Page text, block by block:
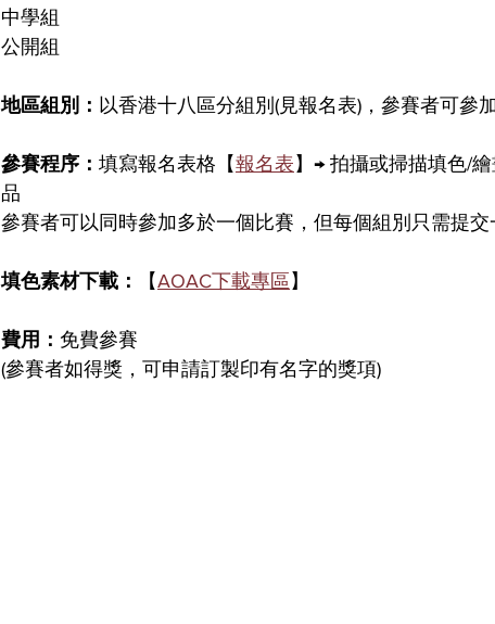
中學組
公開組
地區組別： 以香港十八區分組別(見報名表)， 參賽者可參
參賽程序： 填寫報名表格【報名表 】→ 拍攝或掃描填色/
品
參賽者可以同時參加多於一個比賽，但每個組別只需提交
填色素材下載： 【AOAC下載專區 】
費用： 免費參賽
(參賽者如得獎，可申請訂製印有名字的獎項)